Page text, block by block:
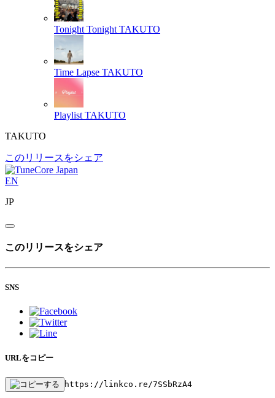
Tonight Tonight TAKUTO
Time Lapse TAKUTO
Playlist TAKUTO
TAKUTO
このリリースをシェア
EN
JP
このリリースをシェア
SNS
URLをコピー
https://linkco.re/7SSbRzA4